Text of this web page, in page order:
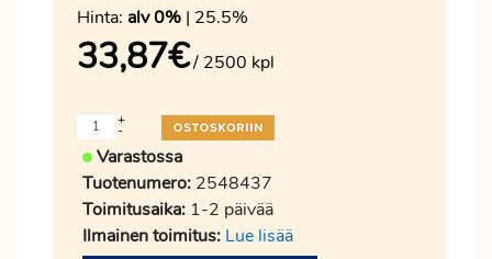
Hinta: alv 0% | 25.5%
33,87€/ 2500 kpl
-
+
Varastossa
Tuotenumero: 2548437
Toimitusaika: 1-2 päivää
Ilmainen toimitus: Lue lisää